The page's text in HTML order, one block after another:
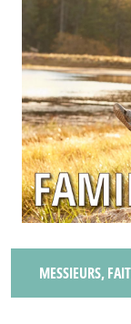
MESSIEURS,